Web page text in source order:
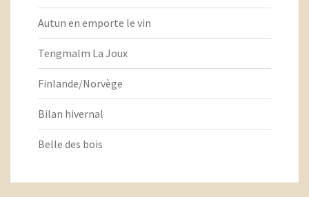
Autun en emporte le vin
Tengmalm La Joux
Finlande/Norvège
Bilan hivernal
Belle des bois